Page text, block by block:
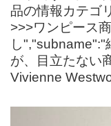
品の情報カテゴ
>>>ワンピース
し","subname":"
が、目立たない
Vivienne